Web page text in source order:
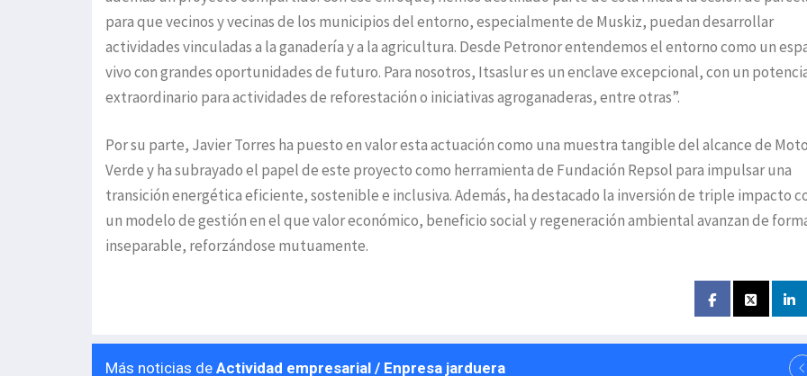
para que vecinos y vecinas de los municipios del entorno, especialmente de Muskiz, puedan desarrollar
actividades vinculadas a la ganadería y a la agricultura. Desde Petronor entendemos el entorno como un
vivo con grandes oportunidades de futuro. Para nosotros, Itsaslur es un enclave excepcional, con un
extraordinario para actividades de reforestación o iniciativas agroganaderas, entre otras”.
Por su parte, Javier Torres ha puesto en valor esta actuación como una muestra tangible del alcance de
Verde y ha subrayado el papel de este proyecto como herramienta de Fundación Repsol para impulsar una
transición energética eficiente, sostenible e inclusiva. Además, ha destacado la inversión de triple impacto
un modelo de gestión en el que valor económico, beneficio social y regeneración ambiental avanzan de
inseparable, reforzándose mutuamente.
Más noticias de Actividad empresarial / Enpresa jarduera